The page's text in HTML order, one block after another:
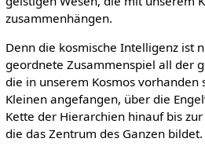
zusammenhängen.
Denn die kosmische Intelligenz ist
geordnete Zusammenspiel all der
die in unserem Kosmos vorhanden
Kleinen angefangen, über die
Kette der Hierarchien hinauf bis
die das Zentrum des Ganzen bildet.